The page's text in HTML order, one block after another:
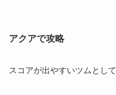
アクアで攻略
スコアが出やすいツムとして